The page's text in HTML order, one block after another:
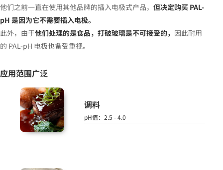
他们之前一直在使用其他品牌的插入电极式产品， 但决定购买 PAL-
pH 是因为它不需要插入电极。
此外，由于他们处理的是食品，打破玻璃是不可接受的， 因此耐用
的 PAL-pH 电极也备受重视。
应用范围广泛
调料
pH值：2.5 - 4.0